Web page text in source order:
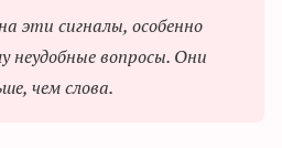
эти сигналы, особенно
неудобные вопросы. Они
чем слова.